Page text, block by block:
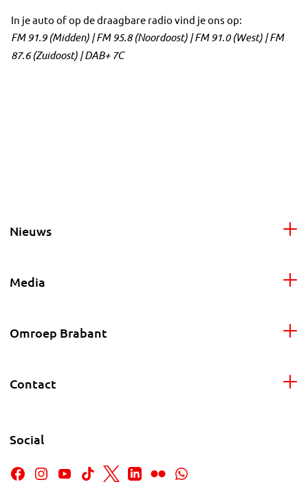
In je auto of op de draagbare radio vind je ons op:
FM 91.9 (Midden) | FM 95.8 (Noordoost) | FM 91.0 (West) | FM
87.6 (Zuidoost) | DAB+ 7C
Nieuws
Media
Omroep Brabant
Contact
Social